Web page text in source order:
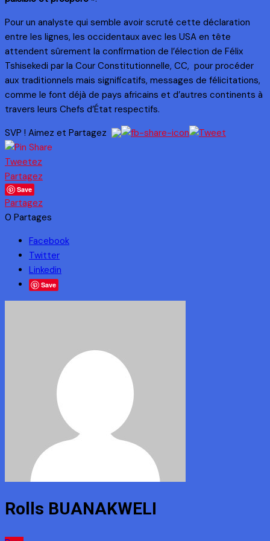
Pour un analyste qui semble avoir scruté cette déclaration
entre les lignes, les occidentaux avec les USA en tête
attendent sûrement la confirmation de l’élection de Félix
Tshisekedi par la Cour Constitutionnelle, CC, pour procéder
aux traditionnels mais significatifs, messages de félicitations,
comme le font déjà de pays africains et d’autres continents à
travers leurs Chefs d’État respectifs.
SVP ! Aimez et Partagez
Tweetez
Partagez
Save
Partagez
0 Partages
Facebook
Twitter
Linkedin
Save
Rolls BUANAKWELI